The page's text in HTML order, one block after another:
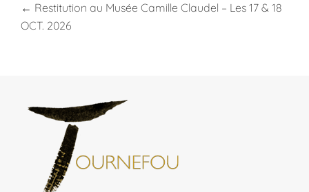
← Restitution au Musée Camille Claudel – Les 17 & 18
OCT. 2026